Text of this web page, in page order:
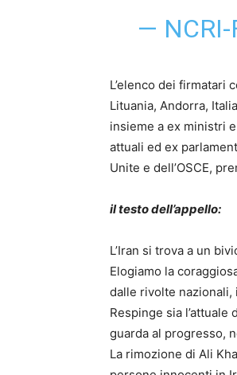
— NCRI-
L’elenco dei firmatari
Lituania, Andorra,
insieme a ex ministri
attuali ed ex
Unite e dell’OSCE,
il testo dell’appello:
L’Iran si trova a un
Elogiamo la
dalle rivolte nazionali,
Respinge sia
guarda al progresso,
La rimozione di Ali